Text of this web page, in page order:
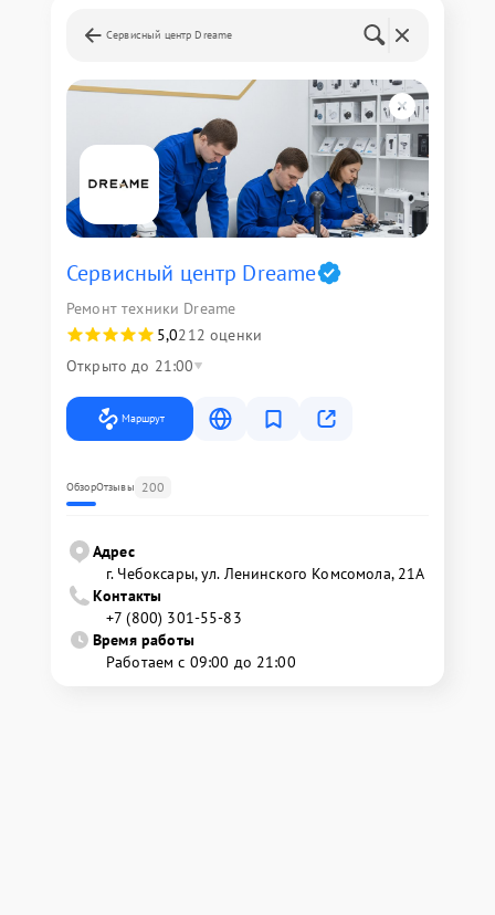
Сервисный центр Dreame
Сервисный центр Dreame
Ремонт техники Dreame
5,0212 оценки
Открыто до 21:00
Маршрут
ОбзорОтзывы 200
Адрес
г. Чебоксары, ул. Ленинского Комсомола, 21А
Контакты
+7 (800) 301-55-83
Время работы
Работаем с 09:00 до 21:00